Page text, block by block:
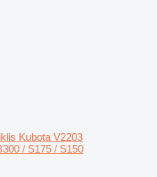
Kubota V2203
/ S175 / S150